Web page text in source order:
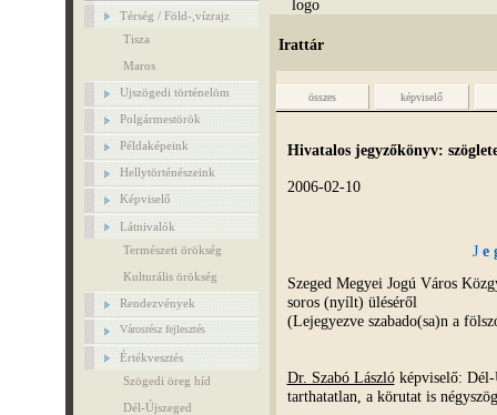
Térség / Föld-,vízrajz
Tisza
Maros
Ujszögedi történelöm
Polgármestörök
Példaképeink
Hellytörténészeink
Képviselő
Látnivalók
Természeti örökség
Kulturális örökség
Rendezvények
Városrész fejlesztés
Értékvesztés
Szögedi öreg híd
Dél-Újszeged
Irattár
összes képviselő
Hivatalos jegyzőkönyv:
2006-02-10
J e
Szeged Megyei Jogú Város
soros (nyílt) üléséről
(Lejegyezve szabado(sa)n a
Dr. Szabó Lászlóképviselő: Dél-
tarthatatlan, a körutat is